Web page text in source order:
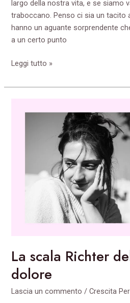
largo della nostra vita, e se siamo
traboccano. Penso ci sia un tacito
hanno un aguante sorprendente
a un certo punto
Leggi tutto »
La scala Richter
dolore
Lascia un commento /Crescita